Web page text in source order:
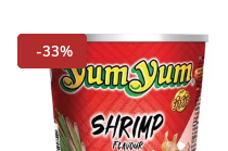
-33%